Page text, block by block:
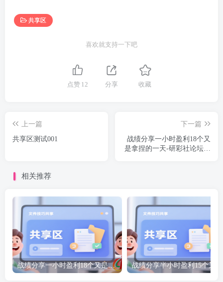
共享区
喜欢就支持一下吧
点赞 12 分享 收藏
上一篇
共享区测试001
下一篇
战绩分享一小时盈利18个又
是拿捏的一天-研彩社论坛出
相关推荐
战绩分享一小时盈利18个又是拿捏的一天-研彩社论坛出品